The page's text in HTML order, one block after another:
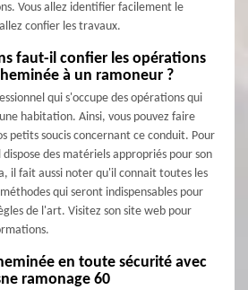
Vous allez identifier facilement le
confier les travaux.
faut-il confier les opérations
à un ramoneur ?
qui s'occupe des opérations qui
habitation. Ainsi, vous pouvez faire
petits soucis concernant ce conduit. Pour
des matériels appropriés pour son
il fait aussi noter qu'il connait toutes les
qui seront indispensables pour
de l'art. Visitez son site web pour
en toute sécurité avec
ramonage 60